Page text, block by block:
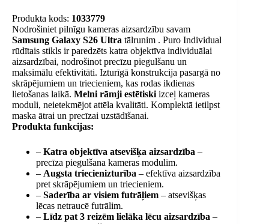
Produkta kods: 1033779
Nodrošiniet pilnīgu kameras aizsardzību savam
Samsung Galaxy S26 Ultra tālrunim . Puro Individual
rūdītais stikls ir paredzēts katra objektīva individuālai
aizsardzībai, nodrošinot precīzu piegulšanu un
maksimālu efektivitāti. Izturīgā konstrukcija pasargā no
skrāpējumiem un triecieniem, kas rodas ikdienas
lietošanas laikā. Melni rāmji estētiski izceļ kameras
moduli, neietekmējot attēla kvalitāti. Komplektā ietilpst
maska ​​ātrai un precīzai uzstādīšanai.
Produkta funkcijas:
– Katra objektīva atsevišķa aizsardzība –
precīza piegulšana kameras modulim.
– Augsta triecienizturība – efektīva aizsardzība
pret skrāpējumiem un triecieniem.
– Saderība ar visiem futrāļiem – atsevišķas
lēcas netraucē futrālim.
– Līdz pat 3 reizēm lielāka lēcu aizsardzība –